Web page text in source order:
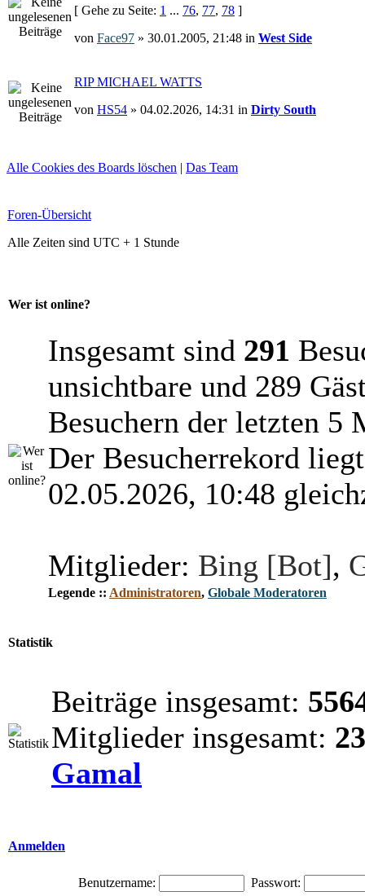
[ Gehe zu Seite: 1 ... 76, 77, 78 ]
von Face97 » 30.01.2005, 21:48 in West Side
RIP MICHAEL WATTS
von HS54 » 04.02.2026, 14:31 in Dirty South
Alle Cookies des Boards löschen | Das Team
Foren-Übersicht
Alle Zeiten sind UTC + 1 Stunde
Wer ist online?
Insgesamt sind 291
unsichtbare und 289
Besuchern der letzten 5
Der Besucherrekord
02.05.2026, 10:48
Mitglieder: Bing [Bot],
Legende :: Administratoren, Globale Moderatoren
Statistik
Beiträge insgesamt:
Mitglieder insgesamt:
Gamal
Anmelden
Benutzername: Passwort: